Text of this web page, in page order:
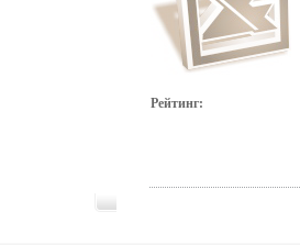
Рейтинг: